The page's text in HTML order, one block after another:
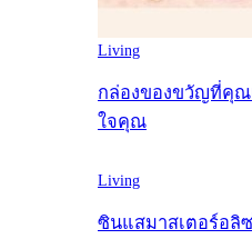
Living
กล่องของขวัญที่คุณ
ใจคุณ
Living
ซินแสมาสเตอร์อลิ